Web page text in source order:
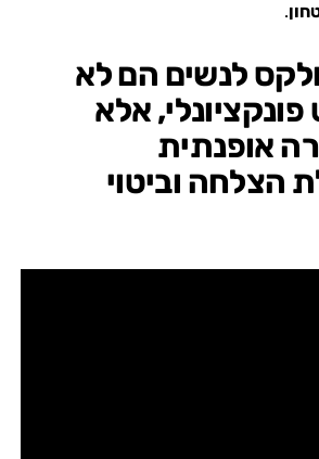
.
לנשים הם לא
אלא
אופנתית
הצלחה וביטוי